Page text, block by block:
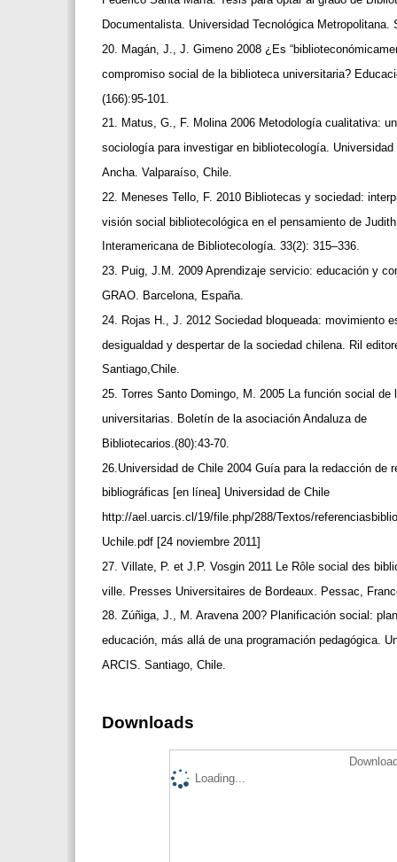
Documentalista. Universidad Tecnológica
20. Magán, J., J. Gimeno 2008 ¿Es
compromiso social de la biblioteca universitaria?
(166):95-101.
21. Matus, G., F. Molina 2006 Metodología cualitativa:
sociología para investigar en bibliotecología.
Ancha. Valparaíso, Chile.
22. Meneses Tello, F. 2010 Bibliotecas y sociedad:
visión social bibliotecológica en el pensamiento de
Interamericana de Bibliotecología. 33(2): 315–336.
23. Puig, J.M. 2009 Aprendizaje servicio: educación y
GRAO. Barcelona, España.
24. Rojas H., J. 2012 Sociedad bloqueada: movimiento
desigualdad y despertar de la sociedad chilena. Ril
Santiago,Chile.
25. Torres Santo Domingo, M. 2005 La función social
universitarias. Boletín de la asociación Andaluza de
Bibliotecarios.(80):43-70.
26.Universidad de Chile 2004 Guía para la redacción de
bibliográficas [en línea] Universidad de Chile
http://ael.uarcis.cl/19/file.php/288/Textos/
Uchile.pdf [24 noviembre 2011]
27. Villate, P. et J.P. Vosgin 2011 Le Rôle social des
ville. Presses Universitaires de Bordeaux. Pessac,
28. Zúñiga, J., M. Aravena 200? Planificación social:
educación, más allá de una programación pedagógica.
ARCIS. Santiago, Chile.
Downloads
Loading...